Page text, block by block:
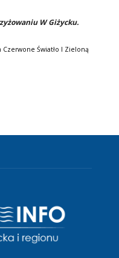
W Giżycku.
Czerwone Światło I Zieloną